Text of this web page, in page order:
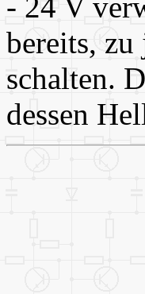
- 24 V
bereits,
schalten.
dessen